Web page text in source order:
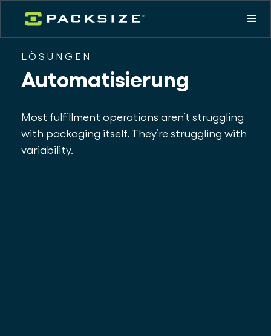
LÖSUNGEN
Automatisierung
Most fulfillment operations aren’t struggling
with packaging itself. They’re struggling with
variability.